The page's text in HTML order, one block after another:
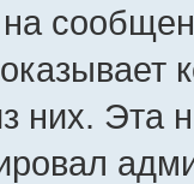
на
них. Эта